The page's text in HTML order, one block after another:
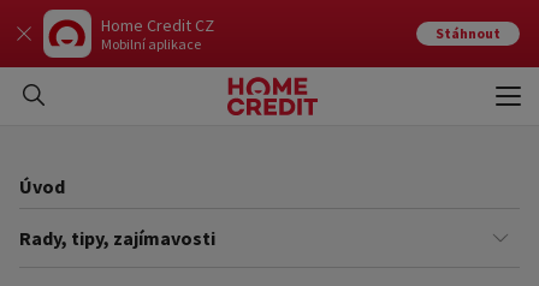
Home Credit CZ
Mobilní aplikace
Stáhnout
Úvod
Rady, tipy, zajímavosti